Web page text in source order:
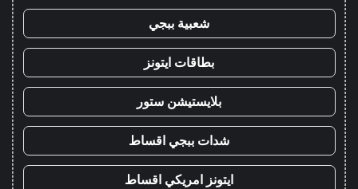
شعبية ببجي
بطاقات ايتونز
بلايستيشن ستور
شدات ببجي اقساط
ايتونز امريكي اقساط